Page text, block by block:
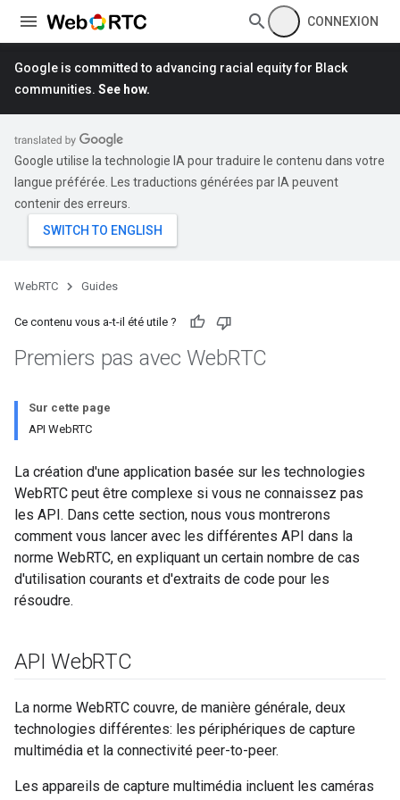
CONNEXION
Google is committed to advancing racial equity for Black
communities. See how.
Google utilise la technologie IA pour traduire le contenu dans votre
langue préférée. Les traductions générées par IA peuvent
contenir des erreurs.
WebRTC Guides
Ce contenu vous a-t-il été utile ?
Premiers pas avec WebRTC
Sur cette page
API WebRTC
La création d'une application basée sur les technologies
WebRTC peut être complexe si vous ne connaissez pas
les API. Dans cette section, nous vous montrerons
comment vous lancer avec les différentes API dans la
norme WebRTC, en expliquant un certain nombre de cas
d'utilisation courants et d'extraits de code pour les
résoudre.
API WebRTC
La norme WebRTC couvre, de manière générale, deux
technologies différentes: les périphériques de capture
multimédia et la connectivité peer-to-peer.
Les appareils de capture multimédia incluent les caméras